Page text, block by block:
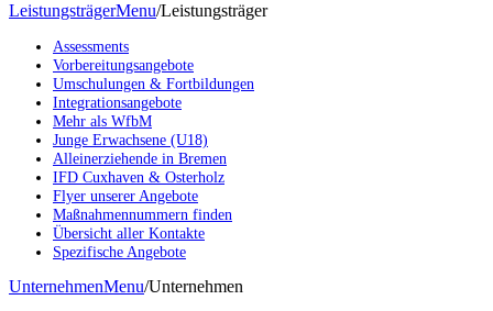
LeistungsträgerMenu/Leistungsträger
Assessments
Vorbereitungsangebote
Umschulungen & Fortbildungen
Integrationsangebote
Mehr als WfbM
Junge Erwachsene (U18)
Alleinerziehende in Bremen
IFD Cuxhaven & Osterholz
Flyer unserer Angebote
Maßnahmennummern finden
Übersicht aller Kontakte
Spezifische Angebote
UnternehmenMenu/Unternehmen